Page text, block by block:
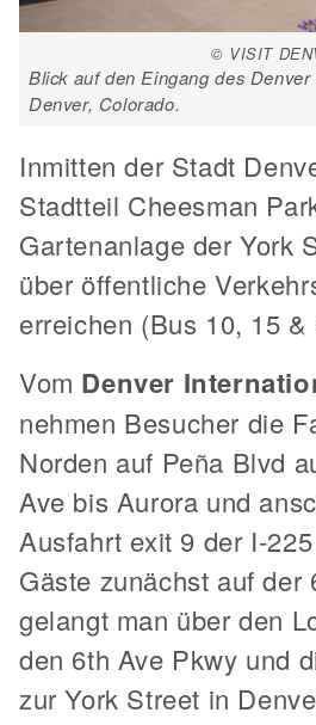
© VISIT
Blick auf den Eingang des
Denver, Colorado.
Inmitten der Stadt
Stadtteil Cheesman
Gartenanlage der York
über öffentliche
erreichen (Bus 10, 15 &
Vom Denver
nehmen Besucher die
Norden auf Peña Blvd
Ave bis Aurora und
Ausfahrt exit 9 der I-
Gäste zunächst auf der
gelangt man über den
den 6th Ave Pkwy und
zur York Street in